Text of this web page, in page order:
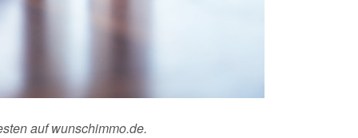
auf wunschimmo.de.